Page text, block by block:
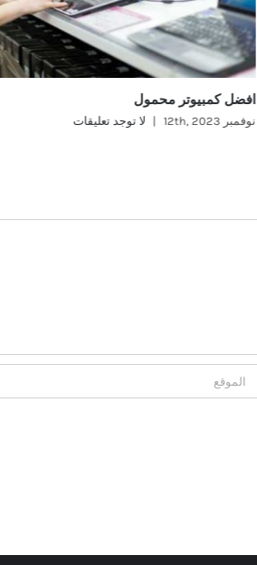
افضل كمبيوتر محمول
نوفمبر 12th, 2023 | لا توجد تعليقات